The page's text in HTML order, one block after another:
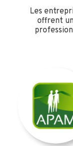
Les
offrent